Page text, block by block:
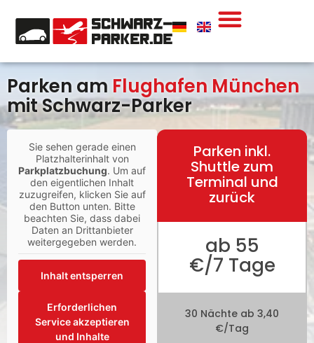
Parken am Flughafen München
mit Schwarz-Parker
Sie sehen gerade einen
Platzhalterinhalt von
Parkplatzbuchung. Um auf
den eigentlichen Inhalt
zuzugreifen, klicken Sie auf
den Button unten. Bitte
beachten Sie, dass dabei
Daten an Drittanbieter
weitergegeben werden.
Inhalt entsperren
Erforderlichen
Service akzeptieren
und Inhalte
Parken inkl.
Shuttle zum
Terminal und
zurück
ab 55
€/7 Tage
30 Nächte ab 3,40
€/Tag